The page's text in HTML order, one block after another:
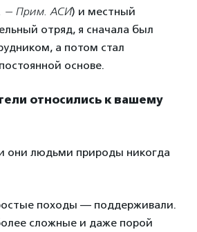
— Прим. АСИ) и местный
отряд, я сначала был
а потом стал
основе.
относились к вашему
они людьми природы никогда
походы — поддерживали.
сложные и даже порой